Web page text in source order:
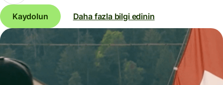
Kaydolun Daha fazla bilgi edinin